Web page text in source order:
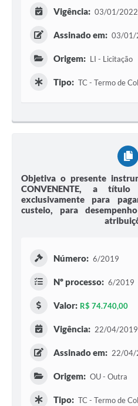
Vigência: 03/01/2022
Assinado em: 03/01/
Origem: LI - Licitação
Tipo: TC - Termo de
Objetiva o presente
CONVENENTE, a
exclusivamente para
custeio, para
Número: 6/2019
Nº processo: 6/2019
Valor: R$ 74.740,00
Vigência: 22/04/2019
Assinado em: 22/04/
Origem: OU - Outra
Tipo: TC - Termo de